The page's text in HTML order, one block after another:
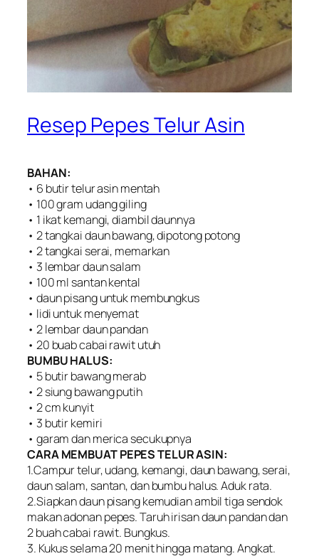
Resep Pepes Telur Asin
BAHAN:
• 6 butir telur asin mentah
• 100 gram udang giling
• 1 ikat kemangi, diambil daunnya
• 2 tangkai daun bawang, dipotong potong
• 2 tangkai serai, memarkan
• 3 lembar daun salam
• 100 ml santan kental
• daun pisang untuk membungkus
• lidi untuk menyemat
• 2 lembar daun pandan
• 20 buab cabai rawit utuh
BUMBU HALUS:
• 5 butir bawang merab
• 2 siung bawang putih
• 2 cm kunyit
• 3 butir kemiri
• garam dan merica secukupnya
CARA MEMBUAT PEPES TELUR ASIN:
1.Campur telur, udang, kemangi, daun bawang, serai,
daun salam, santan, dan bumbu halus. Aduk rata.
2.Siapkan daun pisang kemudian ambil tiga sendok
makan adonan pepes. Taruh irisan daun pandan dan
2 buah cabai rawit. Bungkus.
3. Kukus selama 20 menit hingga matang. Angkat.